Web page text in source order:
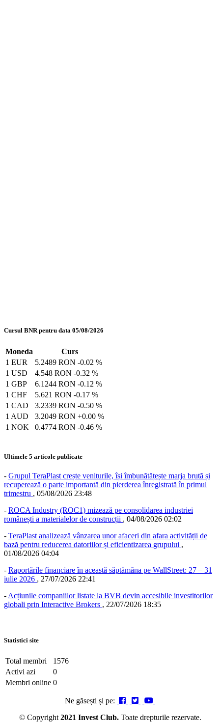
Cursul BNR pentru data 05/08/2026
Moneda
Curs
1 EUR
5.2489 RON -0.02 %
1 USD
4.548 RON -0.32 %
1 GBP
6.1244 RON -0.12 %
1 CHF
5.621 RON -0.17 %
1 CAD
3.2339 RON -0.50 %
1 AUD
3.2049 RON +0.00 %
1 NOK
0.4774 RON -0.46 %
Ultimele 5 articole publicate
- Grupul TeraPlast crește veniturile, își îmbunătățește marja brută și
recuperează o parte importantă din pierderea înregistrată în primul
trimestru , 05/08/2026 23:48
- ROCA Industry (ROC1) mizează pe consolidarea industriei
românești a materialelor de construcții , 04/08/2026 02:02
- TeraPlast analizează vânzarea unor afaceri din afara activității de
bază pentru reducerea datoriilor și eficientizarea grupului ,
01/08/2026 04:04
- Raportările financiare în această săptămâna pe WallStreet: 27 – 31
iulie 2026 , 27/07/2026 22:41
- Acțiunile companiilor listate la BVB devin accesibile investitorilor
globali prin Interactive Brokers , 22/07/2026 18:35
Statistici site
Total membri
1576
Activi azi
0
Membri online 0
Ne găsești și pe:
© Copyright 2021 Invest Club. Toate drepturile rezervate.